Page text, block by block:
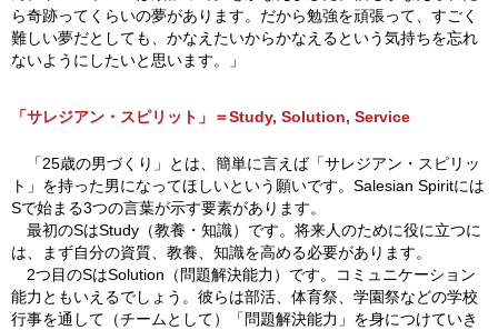
ら奇跡ってくらいの夢があります。だから勉強を頑張って、すごく
難しい夢だとしても、かなえたいからかなえるという気持ちを忘れ
ないようにしたいと思います。」
「サレジアン・スピリット」＝Study, Solution, Service
「25歳の男づくり」とは、簡単に言えば「サレジアン・スピリッ
ト」を持った男になってほしいという願いです。Salesian Spiritには
Sで始まる3つの言葉が示す要素があります。
最初のSはStudy（教養・知識）です。将来人のために役に立つに
は、まず自分の資質、教養、知識を高める必要があります。
2つ目のSはSolution（問題解決能力）です。コミュニケーション
能力ともいえるでしょう。彼らは部活、体育祭、学園祭などの学校
行事を通して（チームとして）「問題解決能力」を身につけていき